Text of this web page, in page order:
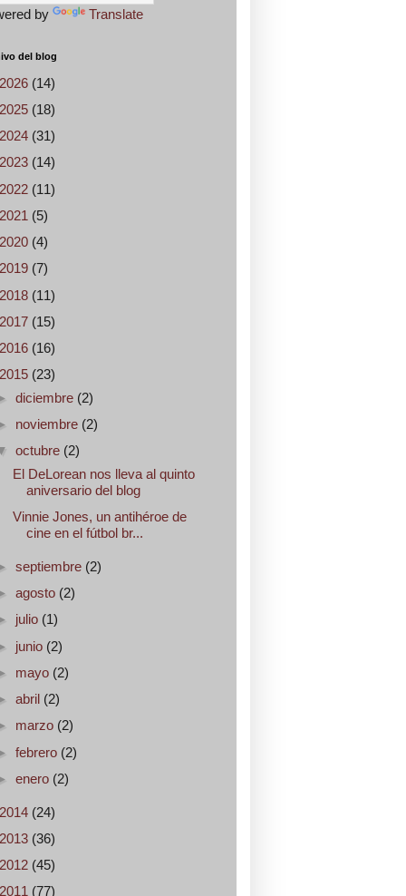
by Translate
del blog
2026 (14)
2025 (18)
2024 (31)
2023 (14)
2022 (11)
2021 (5)
2020 (4)
2019 (7)
2018 (11)
2017 (15)
2016 (16)
2015 (23)
diciembre (2)
noviembre (2)
octubre (2)
El DeLorean nos lleva al quinto
aniversario del blog
Vinnie Jones, un antihéroe de
cine en el fútbol br...
septiembre (2)
agosto (2)
julio (1)
junio (2)
mayo (2)
abril (2)
marzo (2)
febrero (2)
enero (2)
2014 (24)
2013 (36)
2012 (45)
2011 (77)